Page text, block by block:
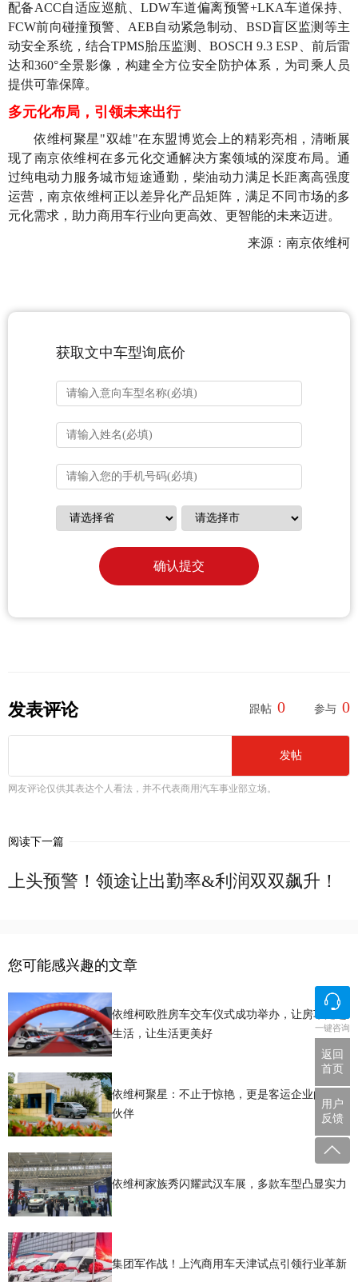
配备ACC自适应巡航、LDW车道偏离预警+LKA车道保持、
FCW前向碰撞预警、AEB自动紧急制动、BSD盲区监测等主
动安全系统，结合TPMS胎压监测、BOSCH 9.3 ESP、前后雷
达和360°全景影像，构建全方位安全防护体系，为司乘人员
提供可靠保障。
多元化布局，引领未来出行
依维柯聚星"双雄"在东盟博览会上的精彩亮相，清晰展
现了南京依维柯在多元化交通解决方案领域的深度布局。通
过纯电动力服务城市短途通勤，柴油动力满足长距离高强度
运营，南京依维柯正以差异化产品矩阵，满足不同市场的多
元化需求，助力商用车行业向更高效、更智能的未来迈进。
来源：南京依维柯
获取文中车型询底价
确认提交
发表评论 跟帖 0 参与 0
发帖
网友评论仅供其表达个人看法，并不代表商用汽车事业部立场。
阅读下一篇
上头预警！领途让出勤率&利润双双飙升！
您可能感兴趣的文章
依维柯欧胜房车交车仪式成功举办，让房车走进
生活，让生活更美好
依维柯聚星：不止于惊艳，更是客运企业的至臻
伙伴
依维柯家族秀闪耀武汉车展，多款车型凸显实力
集团军作战！上汽商用车天津试点引领行业革新
一键咨询
返回
首页
用户
反馈